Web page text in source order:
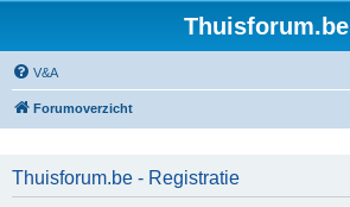
Thuisforum.be
V&A
Forumoverzicht
Thuisforum.be - Registratie